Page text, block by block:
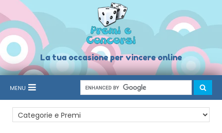
La tua occasione per vincere online
MENU